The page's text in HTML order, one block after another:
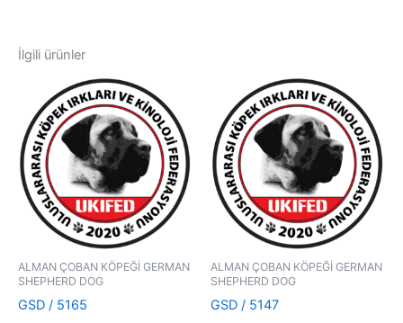
İlgili ürünler
ALMAN ÇOBAN KÖPEĞİ GERMAN
SHEPHERD DOG
GSD / 5165
ALMAN ÇOBAN KÖPEĞİ GERMAN
SHEPHERD DOG
GSD / 5147